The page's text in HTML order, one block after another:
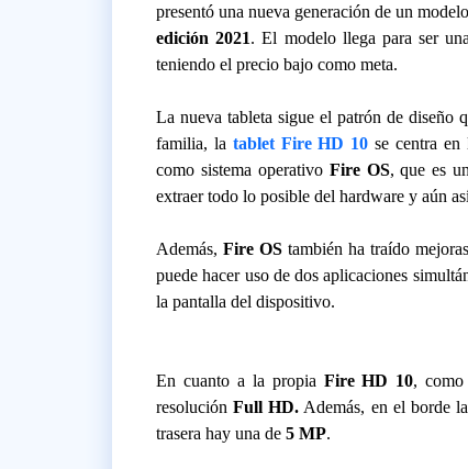
presentó una nueva generación de un
edición 2021. El modelo llega para ser
teniendo el precio bajo como meta.
La nueva tableta sigue el patrón de diseño
familia, la tablet Fire HD 10 se centra
como sistema operativo Fire OS, que es
extraer todo lo posible del hardware y aún
Además,Fire OS también ha traído
puede hacer uso de dos aplicaciones
la pantalla del dispositivo.
En cuanto a la propia Fire HD 10,
resoluciónFull HD. Además, en el borde
trasera hay una de 5 MP.